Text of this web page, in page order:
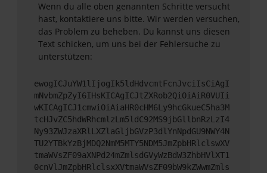
Wenn du alle oben genannten Schritte versucht
hast, kontaktiere uns bitte. Wir werden versuchen,
das Problem zu beheben. Du kannst uns diesen
Text schicken, um uns bei der Fehlersuche zu
unterstützen:
ewogICJuYW1lIjogIk5ldHdvcmtFcnJvciIsCiAgI
mNvbmZpZyI6IHsKICAgICJtZXRob2QiOiAiR0VUIi
wKICAgICJ1cmwiOiAiaHR0cHM6Ly9hcGkueC5ha3M
tcHJvZC5hdWRhcmlzLm5ldC92MS9jbGllbnRzLzI4
Ny93ZWJzaXRlLXZlaGljbGVzP3dlYnNpdGU9NWY4N
TU2YTBkYzBjMDQ2NmM5MTY5NDM5JmZpbHRlclswXV
tmaWVsZF09aXNPd24mZmlsdGVyWzBdW3ZhbHVlXT1
0cnVlJmZpbHRlclsxXVtmaWVsZF09bW9kZWwmZmls